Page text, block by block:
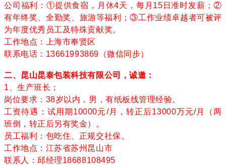
公司福利：①提供食宿，月休4天，每月15日准时发薪；②
有年终奖、全勤奖、旅游等福利；③工作业绩卓越者可被评
为年度优秀员工及特殊贡献奖。
工作地点：上海市奉贤区
联系电话：13661993869（微信同步）
二、昆山昆泰包装科技有限公司，诚邀：
1、生产班长；
岗位要求：38岁以内，男，有纸板线管理经验。
工资待遇：试用期10000元/月，转正后13000万元/月（两
班倒，转正后另有奖金）。
员工福利：包吃住、正规交社保。
工作地点：江苏省苏州昆山市
联系人：邱经理18688108495